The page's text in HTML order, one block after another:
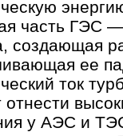
часть ГЭС —
создающая
ее
ток
отнести
у АЭС и